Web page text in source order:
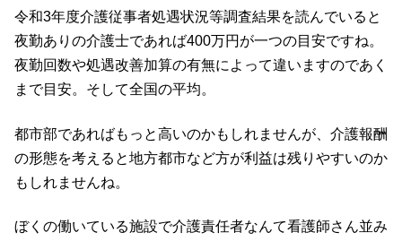
令和3年度介護従事者処遇状況等調査結果を読んでいると
夜勤ありの介護士であれば400万円が一つの目安ですね。
夜勤回数や処遇改善加算の有無によって違いますのであく
まで目安。そして全国の平均。
都市部であればもっと高いのかもしれませんが、介護報酬
の形態を考えると地方都市など方が利益は残りやすいのか
もしれませんね。
ぼくの働いている施設で介護責任者なんて看護師さん並み